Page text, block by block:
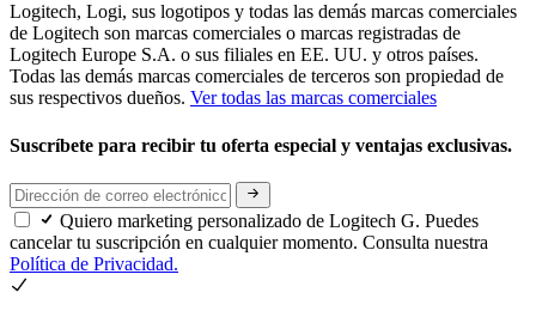
Logitech, Logi, sus logotipos y todas las demás marcas comerciales
de Logitech son marcas comerciales o marcas registradas de
Logitech Europe S.A. o sus filiales en EE. UU. y otros países.
Todas las demás marcas comerciales de terceros son propiedad de
sus respectivos dueños. Ver todas las marcas comerciales
Suscríbete para recibir tu oferta especial y ventajas exclusivas.
Quiero marketing personalizado de Logitech G. Puedes
cancelar tu suscripción en cualquier momento. Consulta nuestra
Política de Privacidad.